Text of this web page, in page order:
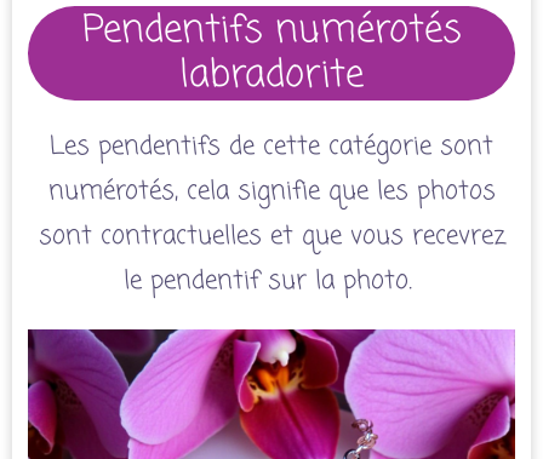
Pendentifs numérotés
labradorite
Les pendentifs de cette catégorie sont
numérotés, cela signifie que les photos
sont contractuelles et que vous recevrez
le pendentif sur la photo.